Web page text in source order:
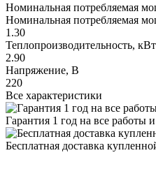
Номинальная потребляемая
Номинальная потребляемая
1.30
Теплопроизводительность, кВт
2.90
Напряжение, В
220
Все характеристики
Гарантия 1 год на все работы
Бесплатная доставка